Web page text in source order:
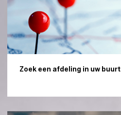
Zoek een afdeling in uw buurt